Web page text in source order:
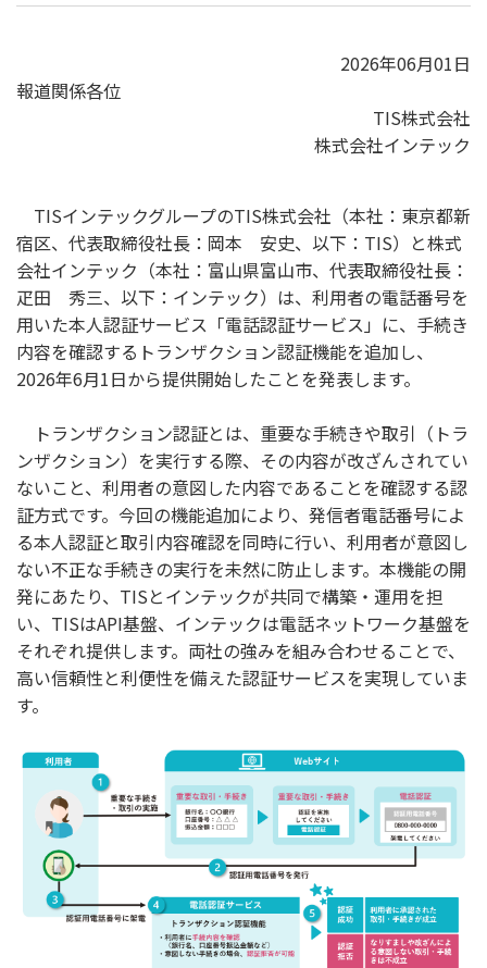
2026年06月01日
報道関係各位
TIS株式会社
株式会社インテック
TISインテックグループのTIS株式会社（本社：東京都新
宿区、代表取締役社長：岡本 安史、以下：TIS）と株式
会社インテック（本社：富山県富山市、代表取締役社長：
疋田 秀三、以下：インテック）は、利用者の電話番号を
用いた本人認証サービス「電話認証サービス」に、手続き
内容を確認するトランザクション認証機能を追加し、
2026年6月1日から提供開始したことを発表します。
トランザクション認証とは、重要な手続きや取引（トラ
ンザクション）を実行する際、その内容が改ざんされてい
ないこと、利用者の意図した内容であることを確認する認
証方式です。今回の機能追加により、発信者電話番号によ
る本人認証と取引内容確認を同時に行い、利用者が意図し
ない不正な手続きの実行を未然に防止します。本機能の開
発にあたり、TISとインテックが共同で構築・運用を担
い、TISはAPI基盤、インテックは電話ネットワーク基盤を
それぞれ提供します。両社の強みを組み合わせることで、
高い信頼性と利便性を備えた認証サービスを実現していま
す。